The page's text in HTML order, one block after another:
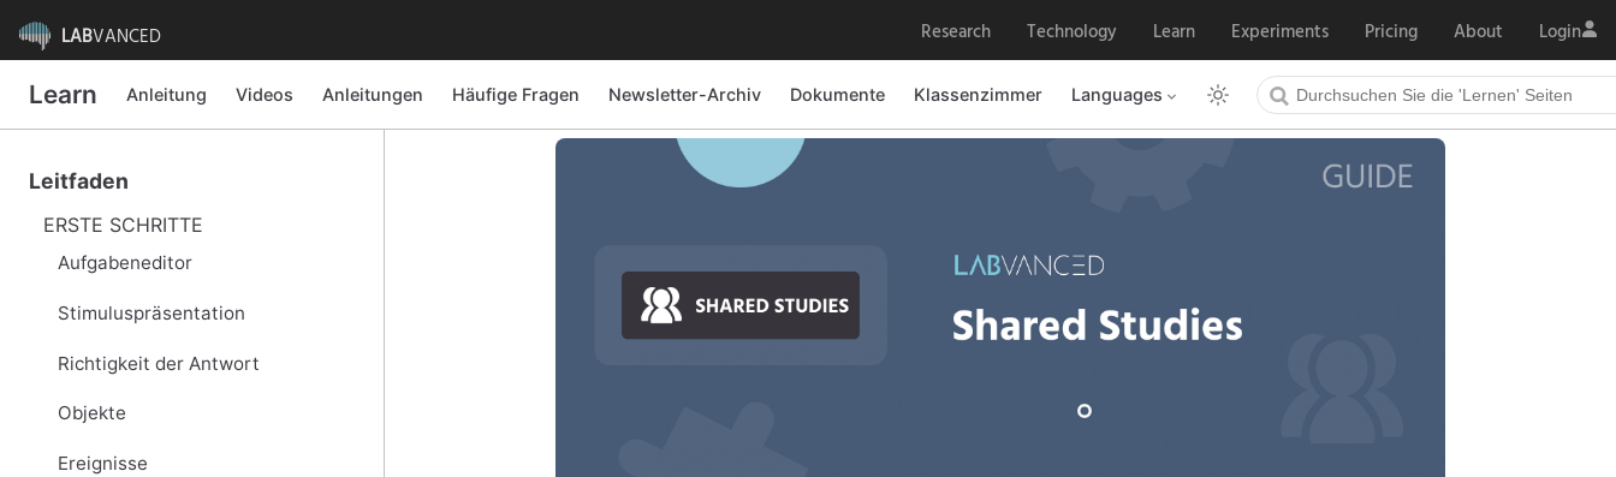
LABVANCED Research Technology Learn Experiments Pricing About Login
Learn Anleitung Videos Anleitungen Häufige Fragen Newsletter-Archiv Dokumente Klassenzimmer Languages
Leitfaden
ERSTE SCHRITTE
Aufgabeneditor
Stimuluspräsentation
Richtigkeit der Antwort
Objekte
Ereignisse